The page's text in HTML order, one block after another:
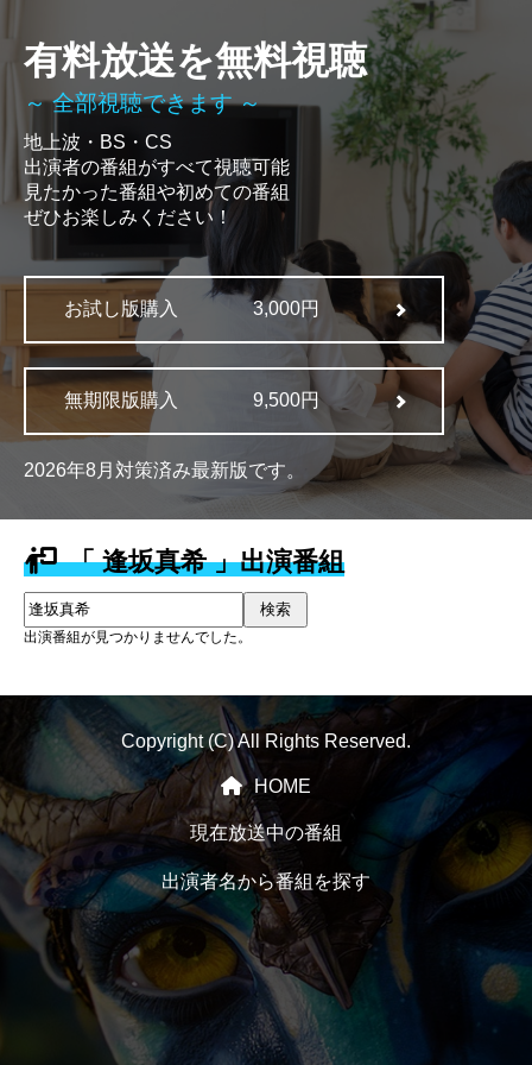
有料放送を無料視聴
～ 全部視聴できます ～
地上波・BS・CS
出演者の番組がすべて視聴可能
見たかった番組や初めての番組
ぜひお楽しみください！
お試し版購入 3,000円
無期限版購入 9,500円
2026年8月対策済み最新版です。
「 逢坂真希 」出演番組
検索
出演番組が見つかりませんでした。
Copyright (C) All Rights Reserved.
HOME
現在放送中の番組
出演者名から番組を探す